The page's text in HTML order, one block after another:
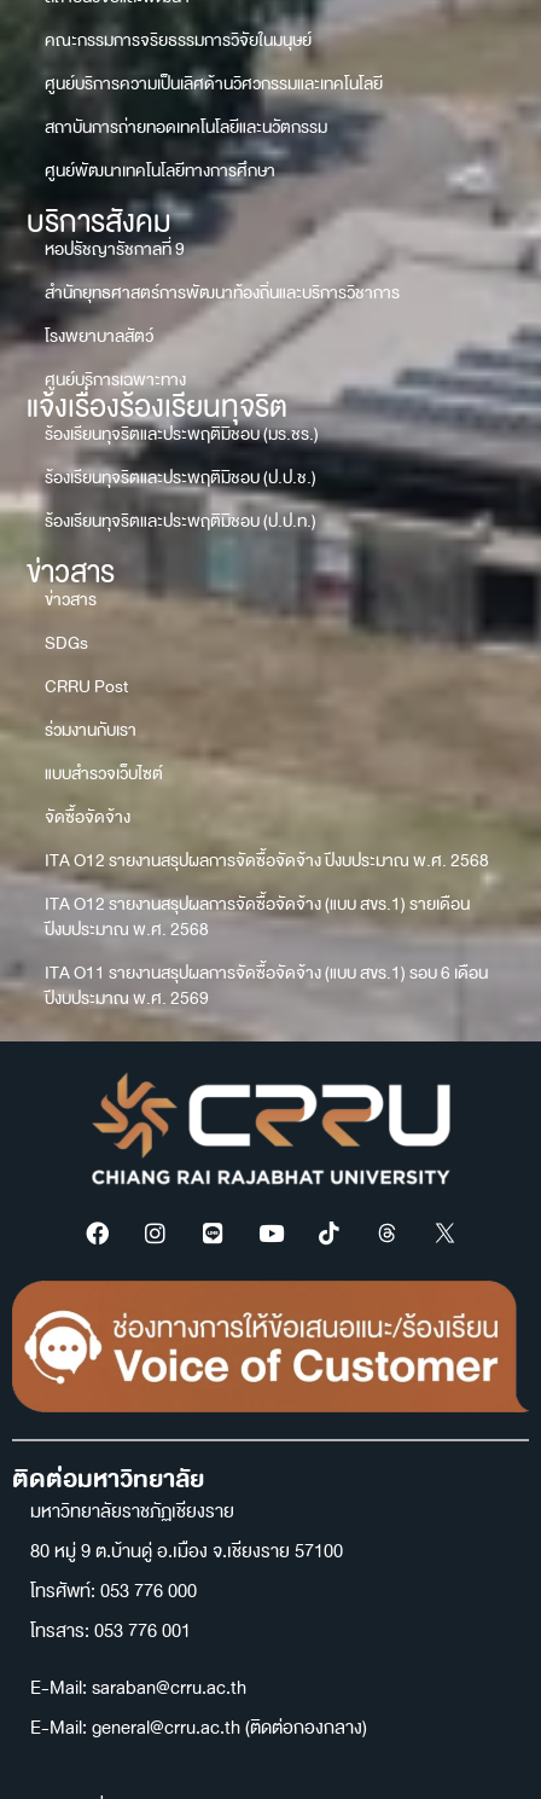
คณะกรรมการจริยธรรมการวิจัยในมนุษย์
ศูนย์บริการความเป็นเลิศด้านวิศวกรรมและเทคโนโลยี
สถาบันการถ่ายทอดเทคโนโลยีและนวัตกรรม
ศูนย์พัฒนาเทคโนโลยีทางการศึกษา
บริการสังคม
หอปรัชญารัชกาลที่ 9
สำนักยุทธศาสตร์การพัฒนาท้องถิ่นและบริการวิชาการ
โรงพยาบาลสัตว์
ศูนย์บริการเฉพาะทาง
แจ้งเรื่องร้องเรียนทุจริต
ร้องเรียนทุจริตและประพฤติมิชอบ (มร.ชร.)
ร้องเรียนทุจริตและประพฤติมิชอบ (ป.ป.ช.)
ร้องเรียนทุจริตและประพฤติมิชอบ (ป.ป.ท.)
ข่าวสาร
ข่าวสาร
SDGs
CRRU Post
ร่วมงานกับเรา
แบบสำรวจเว็บไซต์
จัดซื้อจัดจ้าง
ITA O12 รายงานสรุปผลการจัดซื้อจัดจ้าง ปีงบประมาณ พ.ศ. 2568
ITA O12 รายงานสรุปผลการจัดซื้อจัดจ้าง (แบบ สขร.1) รายเดือน
ปีงบประมาณ พ.ศ. 2568
ITA O11 รายงานสรุปผลการจัดซื้อจัดจ้าง (แบบ สขร.1) รอบ 6 เดือน
ปีงบประมาณ พ.ศ. 2569
ติดต่อมหาวิทยาลัย
มหาวิทยาลัยราชภัฏเชียงราย
80 หมู่ 9 ต.บ้านดู่ อ.เมือง จ.เชียงราย 57100
โทรศัพท์: 053 776 000
โทรสาร: 053 776 001
E-Mail: saraban@crru.ac.th
E-Mail: general@crru.ac.th (ติดต่อกองกลาง)